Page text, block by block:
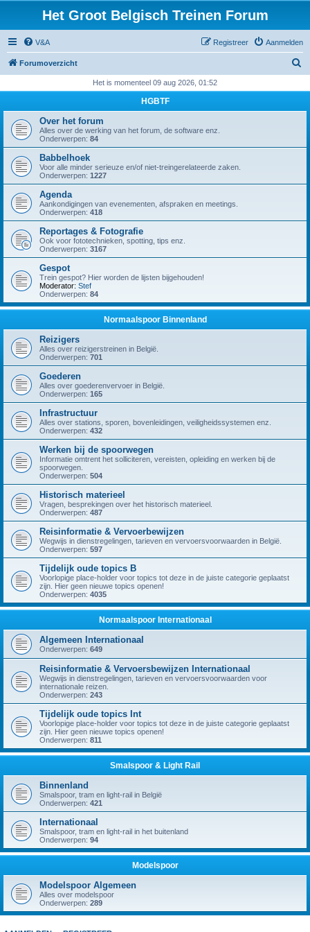
Het Groot Belgisch Treinen Forum
V&A Aanmelden
Registreer
Forumoverzicht
k
Het is momenteel 09 aug 2026, 01:52
HGBTF
Over het forum
Alles over de werking van het forum, de software enz.
Onderwerpen: 84
Babbelhoek
Voor alle minder serieuze en/of niet-treingerelateerde zaken.
Onderwerpen: 1227
Agenda
Aankondigingen van evenementen, afspraken en meetings.
Onderwerpen: 418
Reportages & Fotografie
Ook voor fototechnieken, spotting, tips enz.
Onderwerpen: 3167
Gespot
Trein gespot? Hier worden de lijsten bijgehouden!
Moderator: Stef
Onderwerpen: 84
Normaalspoor Binnenland
Reizigers
Alles over reizigerstreinen in België.
Onderwerpen: 701
Goederen
Alles over goederenvervoer in België.
Onderwerpen: 165
Infrastructuur
Alles over stations, sporen, bovenleidingen, veiligheidssystemen enz.
Onderwerpen: 432
Werken bij de spoorwegen
Informatie omtrent het solliciteren, vereisten, opleiding en werken bij de
spoorwegen.
Onderwerpen: 504
Historisch materieel
Vragen, besprekingen over het historisch materieel.
Onderwerpen: 487
Reisinformatie & Vervoerbewijzen
Wegwijs in dienstregelingen, tarieven en vervoersvoorwaarden in België.
Onderwerpen: 597
Tijdelijk oude topics B
Voorlopige place-holder voor topics tot deze in de juiste categorie geplaatst
zijn. Hier geen nieuwe topics openen!
Onderwerpen: 4035
Normaalspoor Internationaal
Algemeen Internationaal
Onderwerpen: 649
Reisinformatie & Vervoersbewijzen Internationaal
Wegwijs in dienstregelingen, tarieven en vervoersvoorwaarden voor
internationale reizen.
Onderwerpen: 243
Tijdelijk oude topics Int
Voorlopige place-holder voor topics tot deze in de juiste categorie geplaatst
zijn. Hier geen nieuwe topics openen!
Onderwerpen: 811
Smalspoor & Light Rail
Binnenland
Smalspoor, tram en light-rail in België
Onderwerpen: 421
Internationaal
Smalspoor, tram en light-rail in het buitenland
Onderwerpen: 94
Modelspoor
Modelspoor Algemeen
Alles over modelspoor
Onderwerpen: 289